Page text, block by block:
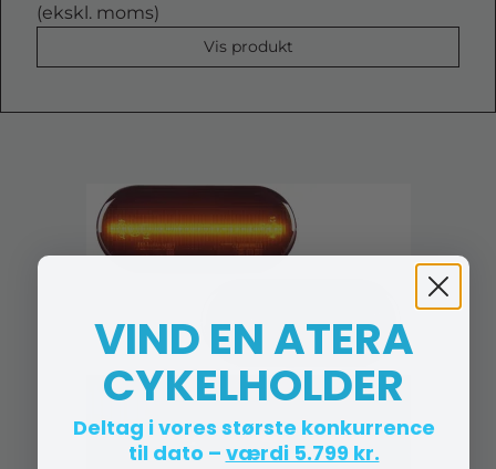
(ekskl. moms)
Vis produkt
VIND EN ATERA
CYKELHOLDER
Deltag i vores største konkurrence
til dato – værdi 5.799 kr.